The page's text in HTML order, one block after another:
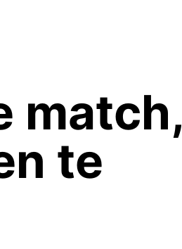
match,
te